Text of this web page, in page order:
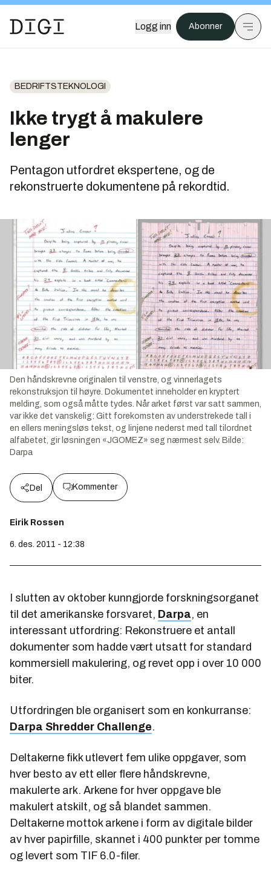
Logg inn Abonner
BEDRIFTSTEKNOLOGI
Ikke trygt å makulere
lenger
Pentagon utfordret ekspertene, og de
rekonstruerte dokumentene på rekordtid.
Den håndskrevne originalen til venstre, og vinnerlagets
rekonstruksjon til høyre. Dokumentet inneholder en kryptert
melding, som også måtte tydes. Når arket først var satt sammen,
var ikke det vanskelig: Gitt forekomsten av understrekede tall i
en ellers meningsløs tekst, og linjene nederst med tall tilordnet
alfabetet, gir løsningen «JGOMEZ» seg nærmest selv. Bilde:
Darpa
Del Kommenter
Eirik Rossen
6. des. 2011 - 12:38
I slutten av oktober kunngjorde forskningsorganet
til det amerikanske forsvaret, Darpa, en
interessant utfordring: Rekonstruere et antall
dokumenter som hadde vært utsatt for standard
kommersiell makulering, og revet opp i over 10 000
biter.
Utfordringen ble organisert som en konkurranse:
Darpa Shredder Challenge.
Deltakerne fikk utlevert fem ulike oppgaver, som
hver besto av ett eller flere håndskrevne,
makulerte ark. Arkene for hver oppgave ble
makulert atskilt, og så blandet sammen.
Deltakerne mottok arkene i form av digitale bilder
av hver papirfille, skannet i 400 punkter per tomme
og levert som TIF 6.0-filer.